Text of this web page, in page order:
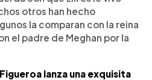
otros han hecho
la comparan con la reina
el padre de Meghan por la
lanza una exquisita